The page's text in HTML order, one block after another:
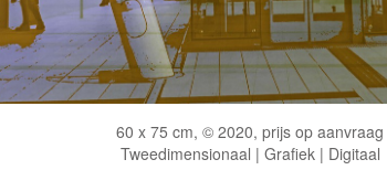
60 x 75 cm, © 2020, prijs op aanvraag
Tweedimensionaal | Grafiek | Digitaal